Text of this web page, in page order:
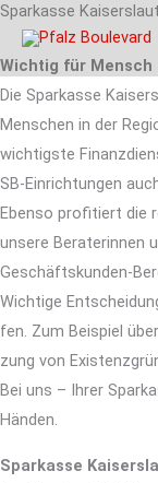
Zum
Inhalt
springen
Sparkasse
Wichtig für
Die Sparkasse
Menschen in der
wichtigste
SB-Ein­rich­tungen
Ebenso profitiert die
unsere Beraterinnen
Geschäftskunden-
Wichtige
fen. Zum Bei­spiel
zung von
Bei uns – Ihrer
Händen.
Sparkasse